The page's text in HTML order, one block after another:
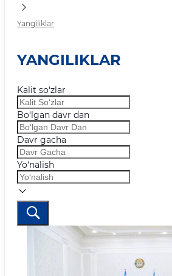
Yangiliklar
YANGILIKLAR
Kalit so‘zlar
Bo‘lgan davr dan
Davr gacha
Yo‘nalish